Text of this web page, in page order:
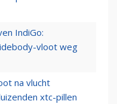
IndiGo:
vloot weg
na vlucht
xtc-pillen